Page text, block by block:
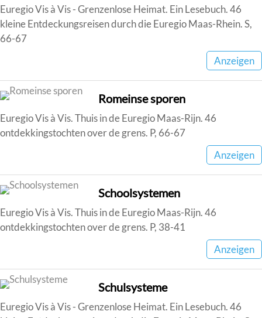
Euregio Vis à Vis - Grenzenlose Heimat. Ein Lesebuch. 46
kleine Entdeckungsreisen durch die Euregio Maas-Rhein. S,
66-67
Anzeigen
Romeinse sporen
Euregio Vis à Vis. Thuis in de Euregio Maas-Rijn. 46
ontdekkingstochten over de grens. P, 66-67
Anzeigen
Schoolsystemen
Euregio Vis à Vis. Thuis in de Euregio Maas-Rijn. 46
ontdekkingstochten over de grens. P, 38-41
Anzeigen
Schulsysteme
Euregio Vis à Vis - Grenzenlose Heimat. Ein Lesebuch. 46